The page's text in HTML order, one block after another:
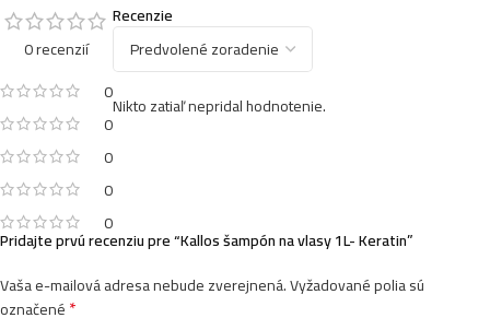
Kallos šampón na vlasy 1L- Mango
4,49
Kallos šampón na vlasy s dávkovačom 1L-
Proffesional Salon
5,49
Kallos šampón na vlasy 1L- Cherry
0 recenzií
0
0
0
0
0
Recenzie
Nikto zatiaľ nepridal hodnotenie.
Pridajte prvú recenziu pre “Kallos šampón na vlasy 1L- Keratin”
Vaša e-mailová adresa nebude zverejnená.Vyžadované polia sú
označené*